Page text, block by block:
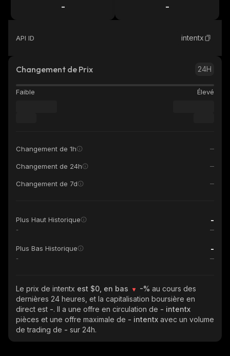
- -
API ID intentx
Changement de Prix 24H
Faible Élevé
Changement de 1h
Changement de 24h
Changement de 7d
Plus Haut Historique -
-
Plus Bas Historique -
-
Le prix de intentx est $0, en bas -% au cours des
dernières 24 heures, et la capitalisation boursière en
direct est -. Il a une offre en circulation de - intentx
pièces et une offre maximale de - intentx avec un volume
de trading de - sur 24h.